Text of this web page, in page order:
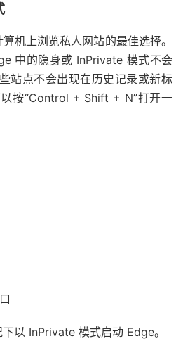
机上浏览私人网站的最佳选择。
中的隐身或 InPrivate 模式不会
站点不会出现在历史记录或新标
按“Control + Shift + N”打开一
以 InPrivate 模式启动 Edge。